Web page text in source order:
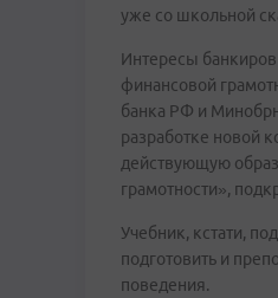
уже со школьной
Интересы
финансовой
банка РФ и
разработке новой
действующую
грамотности»,
Учебник, кстати,
подготовить и
поведения.